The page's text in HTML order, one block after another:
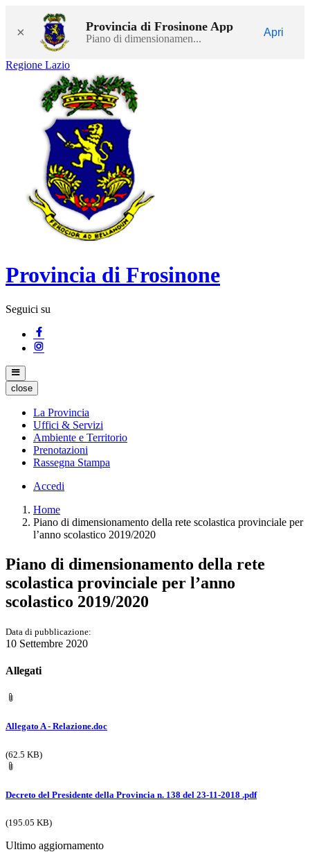
× Provincia di Frosinone App
Piano di dimensionamen...
Apri
Regione Lazio
Provincia di Frosinone
Seguici su
close
La Provincia
Uffici & Servizi
Ambiente e Territorio
Prenotazioni
Rassegna Stampa
Accedi
Home
Piano di dimensionamento della rete scolastica provinciale per
l’anno scolastico 2019/2020
Piano di dimensionamento della rete
scolastica provinciale per l’anno
scolastico 2019/2020
Data di pubblicazione:
10 Settembre 2020
Allegati
Allegato A - Relazione.doc
(62.5 KB)
Decreto del Presidente della Provincia n. 138 del 23-11-2018 .pdf
(195.05 KB)
Ultimo aggiornamento